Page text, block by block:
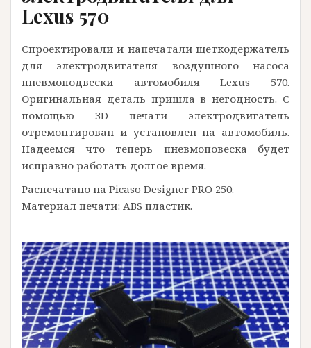
Lexus 570
Спроектировали и напечатали щеткодержатель
для электродвигателя воздушного насоса
пневмоподвески автомобиля Lexus 570.
Оригинальная деталь пришла в негодность. С
помощью 3D печати электродвигатель
отремонтирован и установлен на автомобиль.
Надеемся что теперь пневмоповеска будет
исправно работать долгое время.
Распечатано на Picaso Designer PRO 250.
Материал печати: ABS пластик.